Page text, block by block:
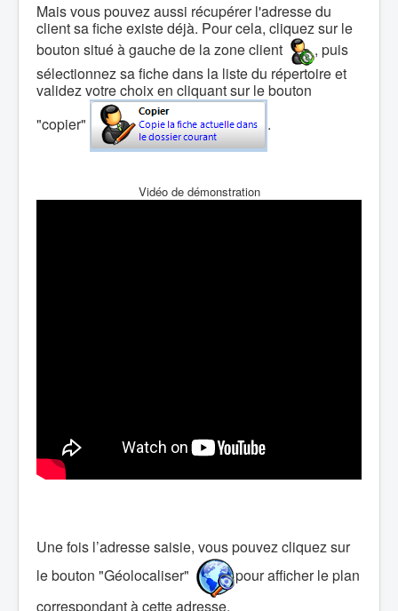
Mais vous pouvez aussi récupérer l'adresse du
client sa fiche existe déjà. Pour cela, cliquez sur le
bouton situé à gauche de la zone client
, puis
sélectionnez sa fiche dans la liste du répertoire et
validez votre choix en cliquant sur le bouton
"copier"
.
Vidéo de démonstration
Une fois l’adresse saisie, vous pouvez cliquez sur
le bouton "Géolocaliser"
pour afficher le plan
correspondant à cette adresse.